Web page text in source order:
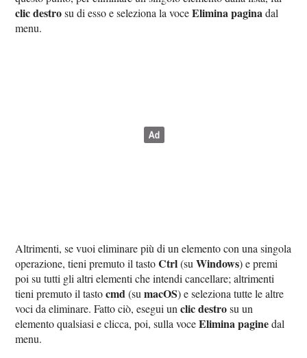
clic destrosu di esso e seleziona la voceElimina paginadal
menu.
Altrimenti, se vuoi eliminare più di un elemento con una singola
operazione, tieni premuto il tastoCtrl(suWindows) e premi
poi su tutti gli altri elementi che intendi cancellare; altrimenti
tieni premuto il tastocmd(sumacOS) e seleziona tutte le altre
voci da eliminare. Fatto ciò, esegui unclic destrosu un
elemento qualsiasi e clicca, poi, sulla voceElimina paginedal
menu.